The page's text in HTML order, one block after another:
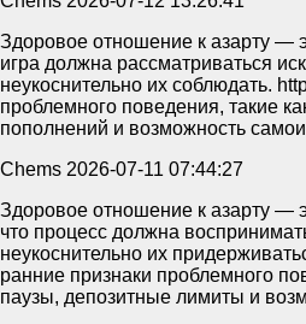
Здоровое отношение к азарту —
игра должна рассматриваться
неукоснительно их соблюдать.
проблемного поведения, такие
пополнений и возможность
Chems 2026-07-11 07:44:27
Здоровое отношение к азарту —
что процесс должна
неукоснительно их
ранние признаки проблемного
паузы, депозитные лимиты и